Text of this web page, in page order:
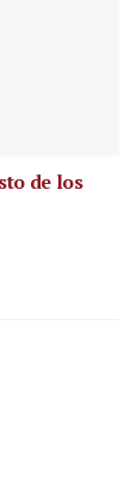
de los